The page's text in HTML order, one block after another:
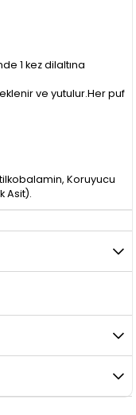
1 kez dilaltına
ve yutulur.Her puf
Koruyucu
Asit).